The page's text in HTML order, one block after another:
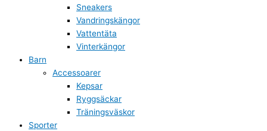
Sneakers
Vandringskängor
Vattentäta
Vinterkängor
Barn
Accessoarer
Kepsar
Ryggsäckar
Träningsväskor
Sporter